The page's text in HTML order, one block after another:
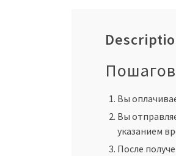
Вы
Вы
указанием
После